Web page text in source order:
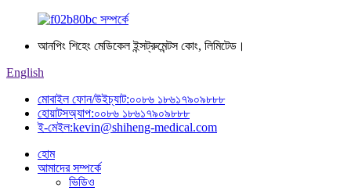
আনপিং শিহেং মেডিকেল ইন্সট্রুমেন্টস কোং, লিমিটেড।
English
মোবাইল ফোন/উইচ্যাট:০০৮৬ ১৮৬১৭৯০৯৮৮৮
হোয়াটসঅ্যাপ:০০৮৬ ১৮৬১৭৯০৯৮৮৮
ই-মেইল:kevin@shiheng-medical.com
হোম
আমাদের সম্পর্কে
ভিডিও